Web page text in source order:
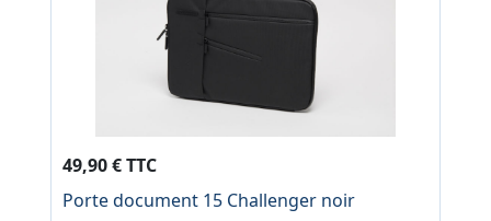
49,90 € TTC
Porte document 15 Challenger noir